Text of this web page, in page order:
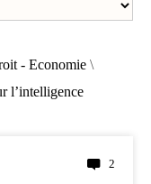
- Economie \
l’intelligence
2